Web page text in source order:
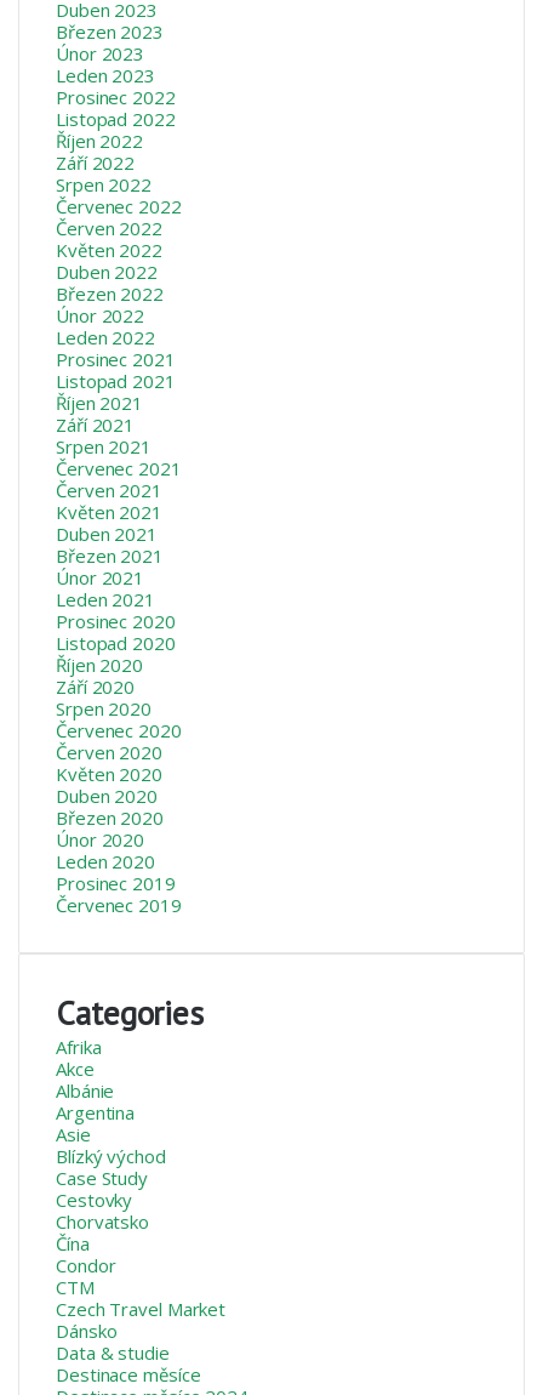
Duben 2023
Březen 2023
Únor 2023
Leden 2023
Prosinec 2022
Listopad 2022
Říjen 2022
Září 2022
Srpen 2022
Červenec 2022
Červen 2022
Květen 2022
Duben 2022
Březen 2022
Únor 2022
Leden 2022
Prosinec 2021
Listopad 2021
Říjen 2021
Září 2021
Srpen 2021
Červenec 2021
Červen 2021
Květen 2021
Duben 2021
Březen 2021
Únor 2021
Leden 2021
Prosinec 2020
Listopad 2020
Říjen 2020
Září 2020
Srpen 2020
Červenec 2020
Červen 2020
Květen 2020
Duben 2020
Březen 2020
Únor 2020
Leden 2020
Prosinec 2019
Červenec 2019
Categories
Afrika
Akce
Albánie
Argentina
Asie
Blízký východ
Case Study
Cestovky
Chorvatsko
Čína
Condor
CTM
Czech Travel Market
Dánsko
Data & studie
Destinace měsíce